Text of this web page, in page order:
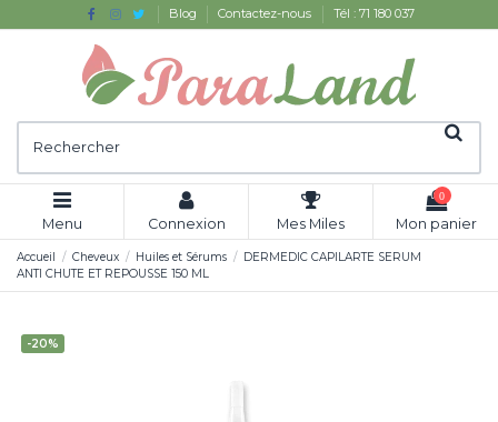
Blog Contactez-nous Tél : 71 180 037
Menu Connexion Mes Miles
0
Mon panier
Accueil Cheveux Huiles et Sérums
DERMEDIC CAPILARTE SERUM
ANTI CHUTE ET REPOUSSE 150 ML
-20%